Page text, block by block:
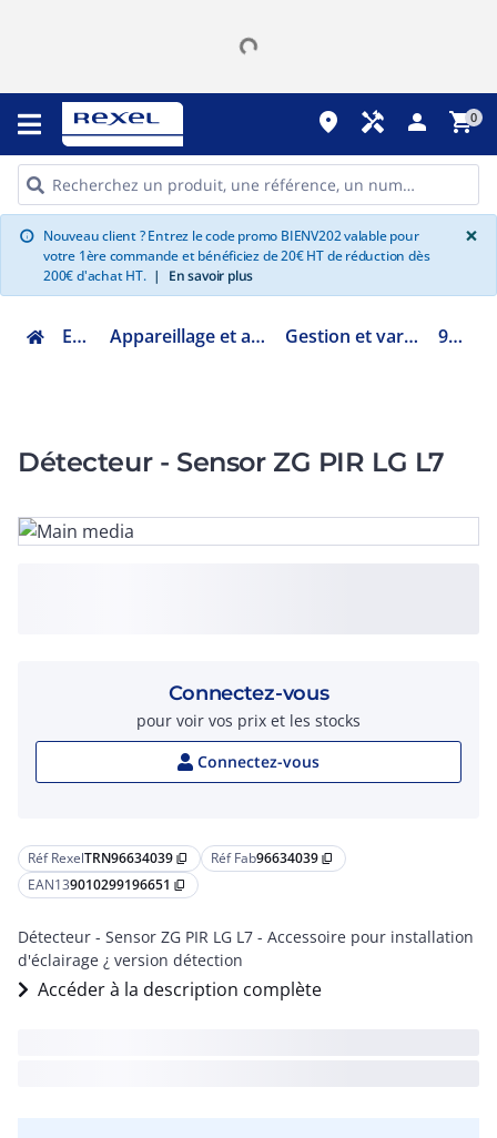
place handyman person shopping_cart0
info Nouveau client ? Entrez le code promo BIENV202 valable pour
votre 1ère commande et bénéficiez de 20€ HT de réduction dès
200€ d'achat HT. | En savoir plus
×
Eclairage Appareillage et accessoires d'éclairage Gestion et variation de l'éclairage 96634039
Détecteur - Sensor ZG PIR LG L7
Réf RexelTRN96634039 content_copy Réf Fab96634039 content_copy
EAN139010299196651 content_copy
Détecteur - Sensor ZG PIR LG L7 - Accessoire pour installation
d'éclairage ¿ version détection
Accéder à la description complète
Connectez-vous
pour voir vos prix et les stocks
Connectez-vous